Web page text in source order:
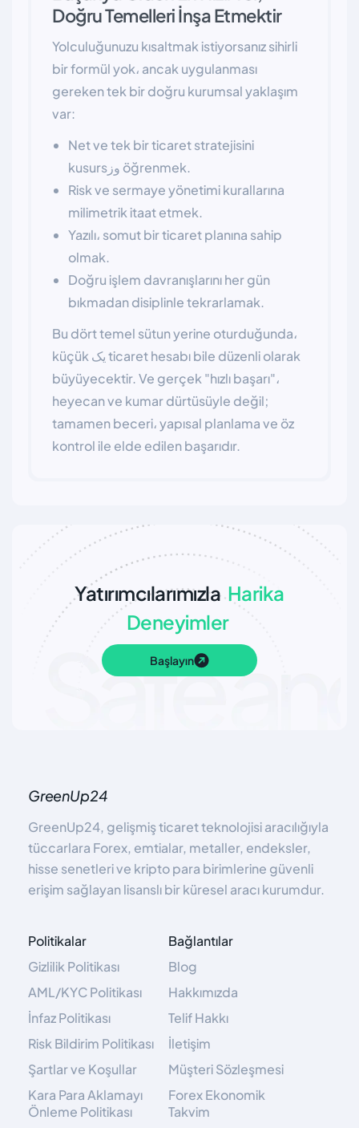
Doğru Temelleri İnşa Etmektir
Yolculuğunuzu kısaltmak istiyorsanız sihirli
bir formül yok، ancak uygulanması
gereken tek bir doğru kurumsal yaklaşım
var:
Net ve tek bir ticaret stratejisini
kusursوز öğrenmek.
Risk ve sermaye yönetimi kurallarına
milimetrik itaat etmek.
Yazılı، somut bir ticaret planına sahip
olmak.
Doğru işlem davranışlarını her gün
bıkmadan disiplinle tekrarlamak.
Bu dört temel sütun yerine oturduğunda،
küçük یک ticaret hesabı bile düzenli olarak
büyüyecektir. Ve gerçek "hızlı başarı"،
heyecan ve kumar dürtüsüyle değil;
tamamen beceri، yapısal planlama ve öz
kontrol ile elde edilen başarıdır.
Yatırımcılarımızla Harika
Deneyimler
Başlayın
GreenUp24
GreenUp24, gelişmiş ticaret teknolojisi aracılığıyla
tüccarlara Forex, emtialar, metaller, endeksler,
hisse senetleri ve kripto para birimlerine güvenli
erişim sağlayan lisanslı bir küresel aracı kurumdur.
Politikalar
Gizlilik Politikası
AML/KYC Politikası
İnfaz Politikası
Risk Bildirim Politikası
Şartlar ve Koşullar
Kara Para Aklamayı
Önleme Politikası
Bağlantılar
Blog
Hakkımızda
Telif Hakkı
İletişim
Müşteri Sözleşmesi
Forex Ekonomik
Takvim